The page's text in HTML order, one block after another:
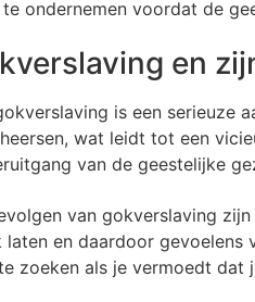
ondernemen voordat de
en
is een serieuze
wat leidt tot een
van de geestelijke
van gokverslaving
laten en daardoor gevoelens
zoeken als je vermoedt dat